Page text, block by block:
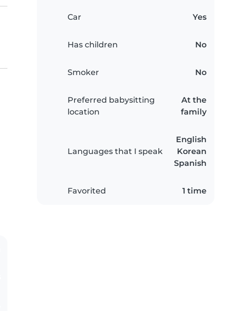
Car Yes
Has children No
Smoker No
Preferred babysitting
location
At the
family
Languages that I speak
English
Korean
Spanish
Favorited 1 time